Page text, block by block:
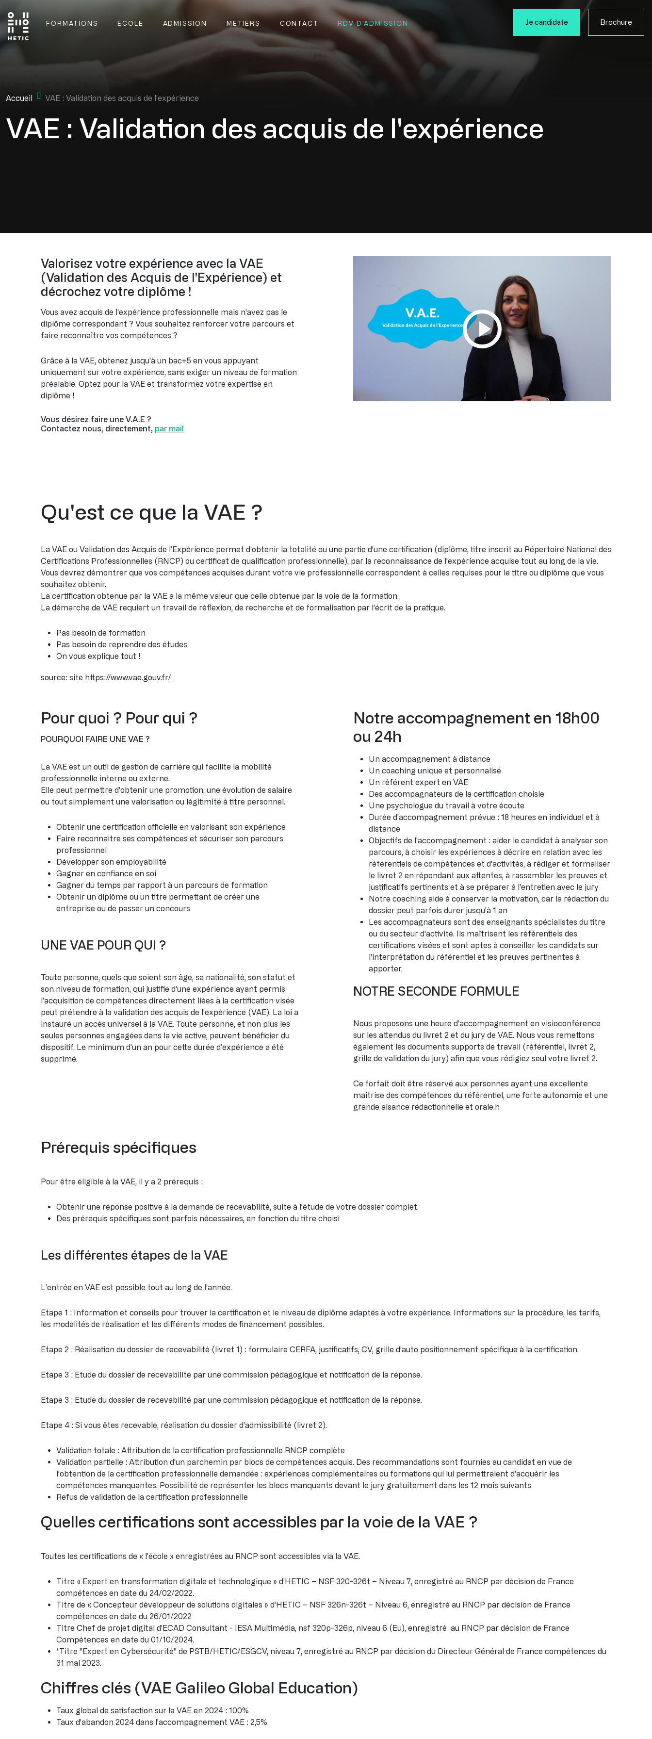
FORMATIONS ECOLE ADMISSION MÉTIERS CONTACT RDV D'ADMISSION Je candidate Brochure
Mobile navigation
Accueil VAE : Validation des acquis de l'expérience
VAE : Validation des acquis de l'expérience
Valorisez votre expérience avec la VAE
(Validation des Acquis de l'Expérience) et
décrochez votre diplôme !
Vous avez acquis de l'expérience professionnelle mais n'avez pas le
diplôme correspondant ? Vous souhaitez renforcer votre parcours et
faire reconnaître vos compétences ?
Grâce à la VAE, obtenez jusqu'à un bac+5 en vous appuyant
uniquement sur votre expérience, sans exiger un niveau de formation
préalable. Optez pour la VAE et transformez votre expertise en
diplôme !
Vous désirez faire une V.A.E ?
Contactez nous, directement, par mail
Qu'est ce que la VAE ?
La VAE ou Validation des Acquis de l’Expérience permet d’obtenir la totalité ou une partie d'une certification (diplôme, titre inscrit au Répertoire National des
Certifications Professionnelles (RNCP) ou certificat de qualification professionnelle), par la reconnaissance de l’expérience acquise tout au long de la vie.
Vous devrez démontrer que vos compétences acquises durant votre vie professionnelle correspondent à celles requises pour le titre ou diplôme que vous
souhaitez obtenir.
La certification obtenue par la VAE a la même valeur que celle obtenue par la voie de la formation.
La démarche de VAE requiert un travail de réflexion, de recherche et de formalisation par l’écrit de la pratique.
Pas besoin de formation
Pas besoin de reprendre des études
On vous explique tout !
source: site https://www.vae.gouv.fr/
Pour quoi ? Pour qui ?
POURQUOI FAIRE UNE VAE ?
La VAE est un outil de gestion de carrière qui facilite la mobilité
professionnelle interne ou externe.
Elle peut permettre d’obtenir une promotion, une évolution de salaire
ou tout simplement une valorisation ou légitimité à titre personnel.
Obtenir une certification officielle en valorisant son expérience
Faire reconnaitre ses compétences et sécuriser son parcours
professionnel
Développer son employabilité
Gagner en confiance en soi
Gagner du temps par rapport à un parcours de formation
Obtenir un diplôme ou un titre permettant de créer une
entreprise ou de passer un concours
UNE VAE POUR QUI ?
Toute personne, quels que soient son âge, sa nationalité, son statut et
son niveau de formation, qui justifie d’une expérience ayant permis
l’acquisition de compétences directement liées à la certification visée
peut prétendre à la validation des acquis de l’expérience (VAE). La loi a
instauré un accès universel à la VAE. Toute personne, et non plus les
seules personnes engagées dans la vie active, peuvent bénéficier du
dispositif. Le minimum d’un an pour cette durée d’expérience a été
supprimé.
Notre accompagnement en 18h00
ou 24h
Un accompagnement à distance
Un coaching unique et personnalisé
Un référent expert en VAE
Des accompagnateurs de la certification choisie
Une psychologue du travail à votre écoute
Durée d'accompagnement prévue : 18 heures en individuel et à
distance
Objectifs de l'accompagnement : aider le candidat à analyser son
parcours, à choisir les expériences à décrire en relation avec les
référentiels de compétences et d'activités, à rédiger et formaliser
le livret 2 en répondant aux attentes, à rassembler les preuves et
justificatifs pertinents et à se préparer à l'entretien avec le jury
Notre coaching aide à conserver la motivation, car la rédaction du
dossier peut parfois durer jusqu'à 1 an
Les accompagnateurs sont des enseignants spécialistes du titre
ou du secteur d'activité. Ils maîtrisent les référentiels des
certifications visées et sont aptes à conseiller les candidats sur
l'interprétation du référentiel et les preuves pertinentes à
apporter.
NOTRE SECONDE FORMULE
Nous proposons une heure d’accompagnement en visioconférence
sur les attendus du livret 2 et du jury de VAE. Nous vous remettons
également les documents supports de travail (référentiel, livret 2,
grille de validation du jury) afin que vous rédigiez seul votre livret 2.
Ce forfait doit être réservé aux personnes ayant une excellente
maitrise des compétences du référentiel, une forte autonomie et une
grande aisance rédactionnelle et orale.h
Prérequis spécifiques
Pour être éligible à la VAE, il y a 2 prérequis :
Obtenir une réponse positive à la demande de recevabilité, suite à l’étude de votre dossier complet.
Des prérequis spécifiques sont parfois nécessaires, en fonction du titre choisi
Les différentes étapes de la VAE
L’entrée en VAE est possible tout au long de l’année.
Etape 1 : Information et conseils pour trouver la certification et le niveau de diplôme adaptés à votre expérience. Informations sur la procédure, les tarifs,
les modalités de réalisation et les différents modes de financement possibles.
Etape 2 : Réalisation du dossier de recevabilité (livret 1) : formulaire CERFA, justificatifs, CV, grille d’auto positionnement spécifique à la certification.
Etape 3 : Etude du dossier de recevabilité par une commission pédagogique et notification de la réponse.
Etape 3 : Etude du dossier de recevabilité par une commission pédagogique et notification de la réponse.
Etape 4 : Si vous êtes recevable, réalisation du dossier d’admissibilité (livret 2).
Validation totale : Attribution de la certification professionnelle RNCP complète
Validation partielle : Attribution d’un parchemin par blocs de compétences acquis. Des recommandations sont fournies au candidat en vue de
l’obtention de la certification professionnelle demandée : expériences complémentaires ou formations qui lui permettraient d’acquérir les
compétences manquantes. Possibilité de représenter les blocs manquants devant le jury gratuitement dans les 12 mois suivants
Refus de validation de la certification professionnelle
Quelles certifications sont accessibles par la voie de la VAE ?
Toutes les certifications de « l’école » enregistrées au RNCP sont accessibles via la VAE.
Titre « Expert en transformation digitale et technologique » d’HETIC – NSF 320-326t – Niveau 7, enregistré au RNCP par décision de France
compétences en date du 24/02/2022.
Titre de « Concepteur développeur de solutions digitales » d’HETIC – NSF 326n-326t – Niveau 6, enregistré au RNCP par décision de France
compétences en date du 26/01/2022
Titre Chef de projet digital d'ECAD Consultant - IESA Multimédia, nsf 320p-326p, niveau 6 (Eu), enregistré au RNCP par décision de France
Compétences en date du 01/10/2024.
*Titre "Expert en Cybersécurité" de PSTB/HETIC/ESGCV, niveau 7, enregistré au RNCP par décision du Directeur Général de France compétences du
31 mai 2023.
Chiffres clés (VAE Galileo Global Education)
Taux global de satisfaction sur la VAE en 2024 : 100%
Taux d'abandon 2024 dans l'accompagnement VAE : 2,5%